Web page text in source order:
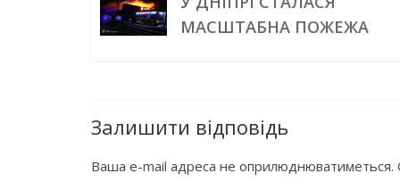
МАСШТАБНА ПОЖЕЖА
Залишити відповідь
Ваша e-mail адреса не оприлюднюватиметься.